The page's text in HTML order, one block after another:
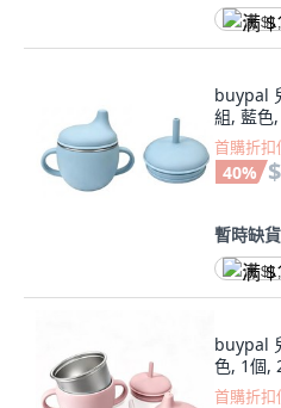
满
buypal
組, 藍色
首購折扣
40%
暫時缺貨
满
buypal
色, 1個,
首購折扣